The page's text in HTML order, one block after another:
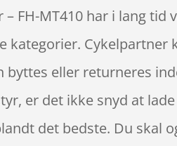
– FH-MT410 har i lang
kategorier.
eller returneres
er det ikke snyd at
det bedste. Du skal